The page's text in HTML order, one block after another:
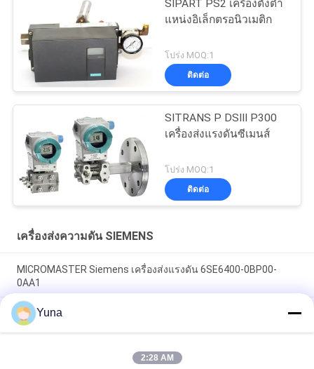
SIPART PS2 เครื่องตั้งตํา
แหน่งอิเล็กตรอนิวเมติก
โปร่ง MOQ:1
ติดต่อ
SITRANS P DSIII P300
เครื่องส่งแรงดันซีเมนส์
โปร่ง MOQ:1
ติดต่อ
เครื่องส่งความดัน SIEMENS
MICROMASTER Siemens เครื่องส่งแรงดัน 6SE6400-0BP00-
0AA1
S7-200 6GK1716-0HB14-0AA0, แฮร์ดเน็ต IE S7 Redconnect ซี
เมนส์ ซิมาติก
สแตนเลส ซีเมนส์ เครื่องส่งความดัน โปรแกรมเซอร์เวอร์เรดันซี้
Yuna
2:28 AM